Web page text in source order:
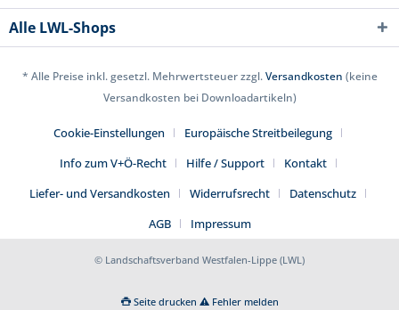
Alle LWL-Shops
* Alle Preise inkl. gesetzl. Mehrwertsteuer zzgl.Versandkosten (keine
Versandkosten bei Downloadartikeln)
Cookie-Einstellungen
Europäische Streitbeilegung
Info zum V+Ö-Recht
Hilfe / Support
Kontakt
Liefer- und Versandkosten
Widerrufsrecht
Datenschutz
AGB
Impressum
© Landschaftsverband Westfalen-Lippe (LWL)
Seite drucken Fehler melden